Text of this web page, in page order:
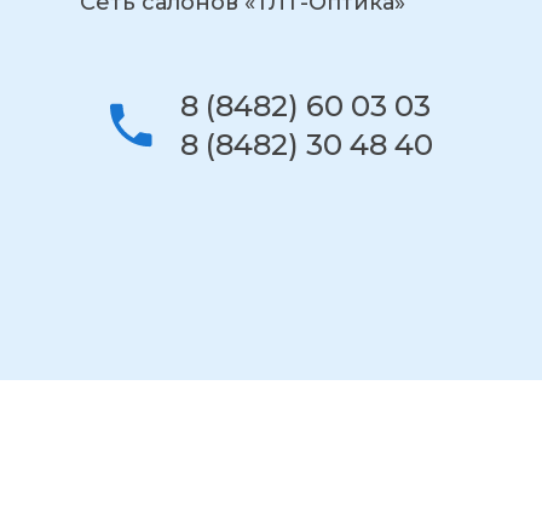
8 (8482) 60 03 03
8 (8482) 30 48 40